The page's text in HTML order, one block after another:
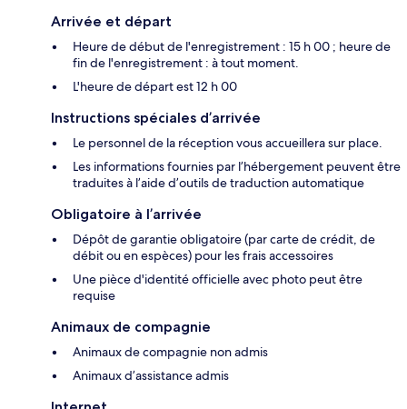
Arrivée et départ
Heure de début de l'enregistrement : 15 h 00 ; heure de
fin de l'enregistrement : à tout moment.
L'heure de départ est 12 h 00
Instructions spéciales d’arrivée
Le personnel de la réception vous accueillera sur place.
Les informations fournies par l’hébergement peuvent être
traduites à l’aide d’outils de traduction automatique
Obligatoire à l’arrivée
Dépôt de garantie obligatoire (par carte de crédit, de
débit ou en espèces) pour les frais accessoires
Une pièce d'identité officielle avec photo peut être
requise
Animaux de compagnie
Animaux de compagnie non admis
Animaux d’assistance admis